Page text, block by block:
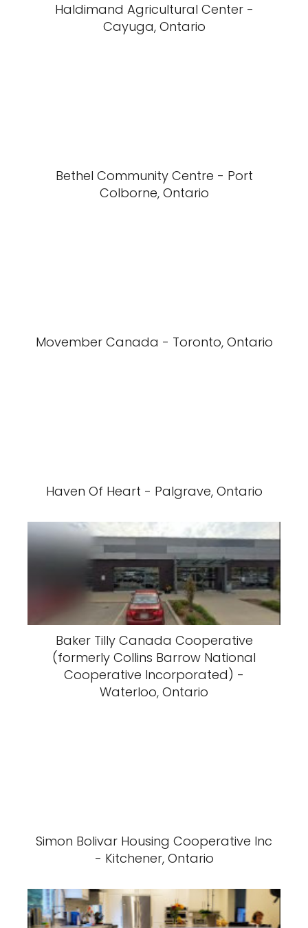
Haldimand Agricultural Center -
Cayuga, Ontario
Bethel Community Centre - Port
Colborne, Ontario
Movember Canada - Toronto, Ontario
Haven Of Heart - Palgrave, Ontario
Baker Tilly Canada Cooperative
(formerly Collins Barrow National
Cooperative Incorporated) -
Waterloo, Ontario
Simon Bolivar Housing Cooperative Inc
- Kitchener, Ontario